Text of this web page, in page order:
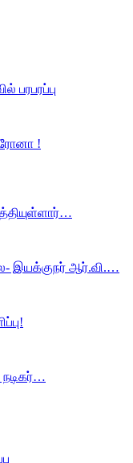
பரபரப்பு
!
இயக்குநர் ஆர்.வி.…